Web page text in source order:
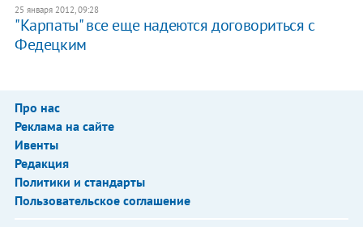
25 января 2012, 09:28
"Карпаты" все еще надеются договориться с
Федецким
Про нас
Реклама на сайте
Ивенты
Редакция
Политики и стандарты
Пользовательское соглашение